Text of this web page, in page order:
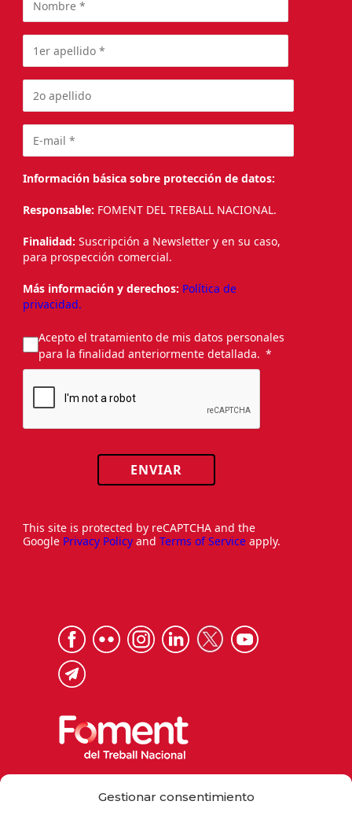
Gestionar consentimiento
Información básica sobre protección de datos:
Responsable: FOMENT DEL TREBALL NACIONAL.
Finalidad: Suscripción a Newsletter y en su caso,
para prospección comercial.
Más información y derechos: Política de
privacidad.
Acepto el tratamiento de mis datos personales
para la finalidad anteriormente detallada.
ENVIAR
This site is protected by reCAPTCHA and the
Google Privacy Policy and Terms of Service apply.